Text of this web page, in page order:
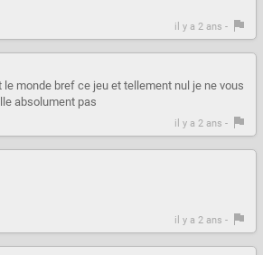
il y a 2 ans -
le monde bref ce jeu et tellement nul je ne vous
absolument pas
il y a 2 ans -
il y a 2 ans -